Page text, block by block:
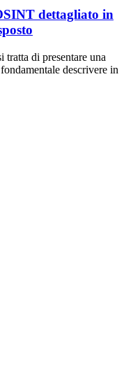
dettagliato in
tratta di presentare una
descrivere in